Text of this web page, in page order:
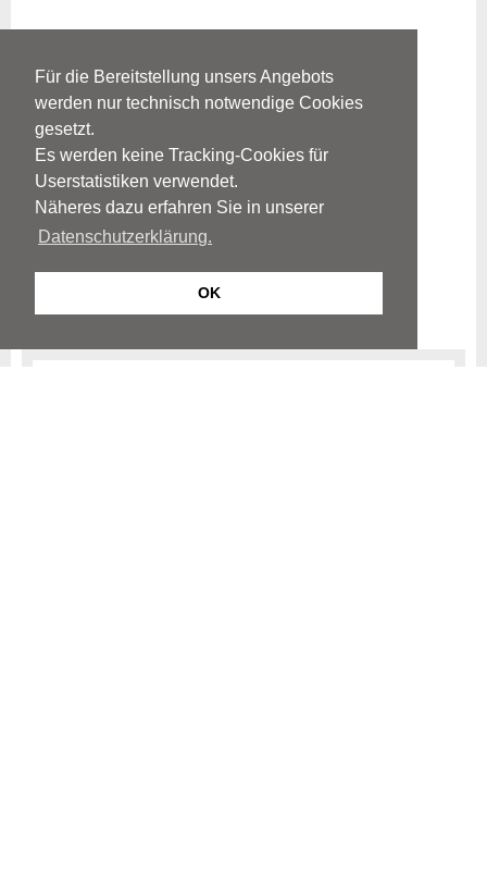
Für die Bereitstellung unsers Angebots
werden nur technisch notwendige Cookies
gesetzt.
Es werden keine Tracking-Cookies für
Userstatistiken verwendet.
Näheres dazu erfahren Sie in unserer
Datenschutzerklärung.
OK